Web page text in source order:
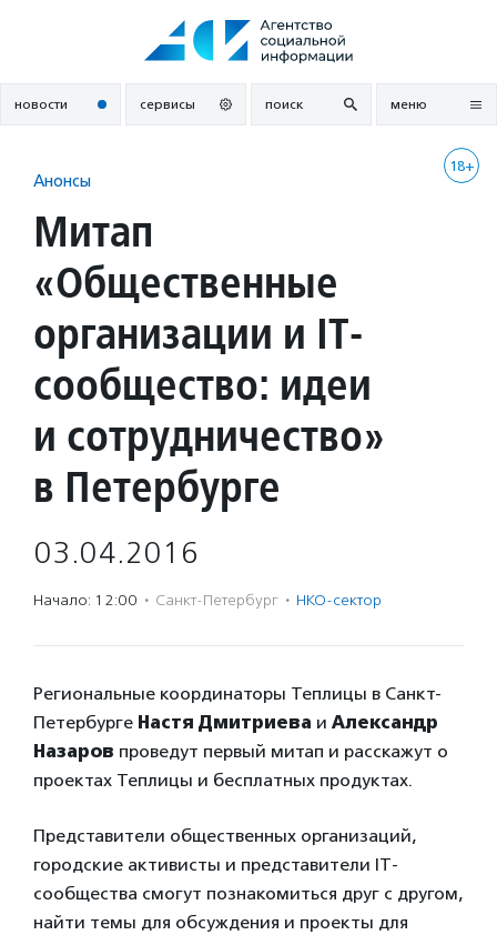
новости сервисы поиск меню
18+
Анонсы
Митап
«Общественные
организации и IT-
сообщество: идеи
и сотрудничество»
в Петербурге
03.04.2016
Начало: 12:00 · Санкт-Петербург · НКО-сектор
Региональные координаторы Теплицы в Санкт-
Петербурге Настя Дмитриева и Александр
Назаров проведут первый митап и расскажут о
проектах Теплицы и бесплатных продуктах.
Представители общественных организаций,
городские активисты и представители IT-
сообщества смогут познакомиться друг с другом,
найти темы для обсуждения и проекты для